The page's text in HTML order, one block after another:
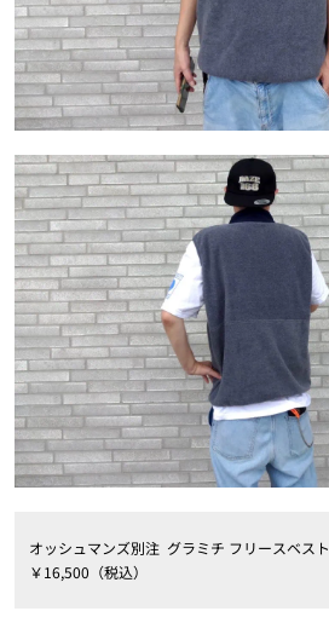
オッシュマンズ別注 グラミチ フリースベスト
￥16,500（税込）